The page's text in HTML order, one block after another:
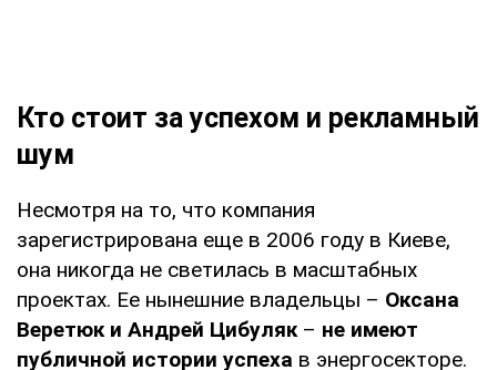
Кто стоит за успехом и рекламный
шум
Несмотря на то, что компания
зарегистрирована еще в 2006 году в Киеве,
она никогда не светилась в масштабных
проектах. Ее нынешние владельцы – Оксана
Веретюк и Андрей Цибуляк– не имеют
публичной истории успеха в энергосекторе.